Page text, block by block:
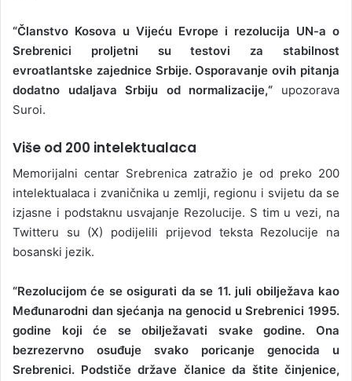
“Članstvo Kosova u Vijeću Evrope i rezolucija UN-a o
Srebrenici proljetni su testovi za stabilnost
evroatlantske zajednice Srbije. Osporavanje ovih pitanja
dodatno udaljava Srbiju od normalizacije,“ upozorava
Suroi.
Više od 200 intelektualaca
Memorijalni centar Srebrenica zatražio je od preko 200
intelektualaca i zvaničnika u zemlji, regionu i svijetu da se
izjasne i podstaknu usvajanje Rezolucije. S tim u vezi, na
Twitteru su (X) podijelili prijevod teksta Rezolucije na
bosanski jezik.
“Rezolucijom će se osigurati da se 11. juli obilježava kao
Međunarodni dan sjećanja na genocid u Srebrenici 1995.
godine koji će se obilježavati svake godine. Ona
bezrezervno osuđuje svako poricanje genocida u
Srebrenici. Podstiče države članice da štite činjenice,